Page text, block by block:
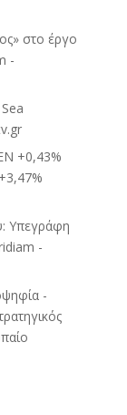
στο έργο
-
+0,43%
Υπεγράφη
-
-